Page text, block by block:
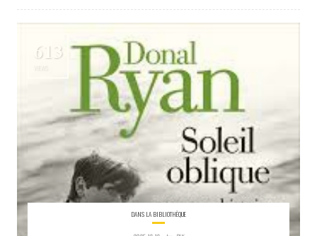
613
DANS LA BIBLIOTHÈQUE